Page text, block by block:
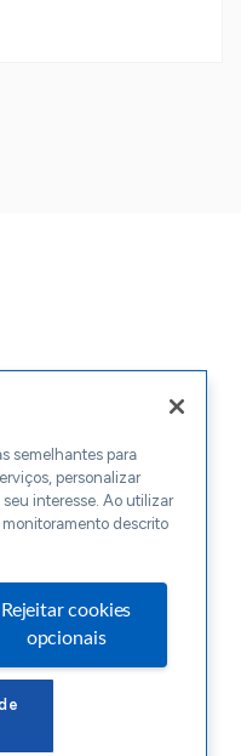
semelhantes para
personalizar
interesse. Ao utilizar
descrito
Rejeitar cookies
opcionais